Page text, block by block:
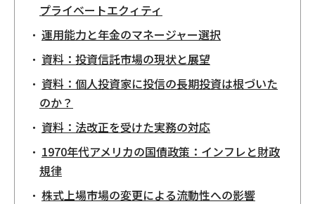
プライベートエクィティ
運用能力と年金のマネージャー選択
資料：投資信託市場の現状と展望
資料：個人投資家に投信の長期投資は根づいた
のか？
資料：法改正を受けた実務の対応
1970年代アメリカの国債政策：インフレと財政
規律
株式上場市場の変更による流動性への影響